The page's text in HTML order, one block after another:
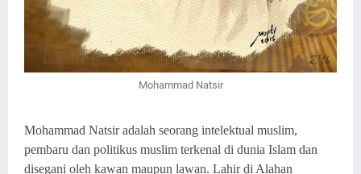
Mohammad Natsir
Mohammad Natsir adalah seorang intelektual muslim,
pembaru dan politikus muslim terkenal di dunia Islam dan
disegani oleh kawan maupun lawan. Lahir di Alahan